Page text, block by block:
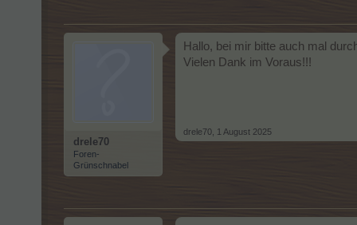
drele70
Foren-
Grünschnabel
Hallo, bei mir bitte auch mal
Vielen Dank im Voraus!!!
drele70 1 August 2025